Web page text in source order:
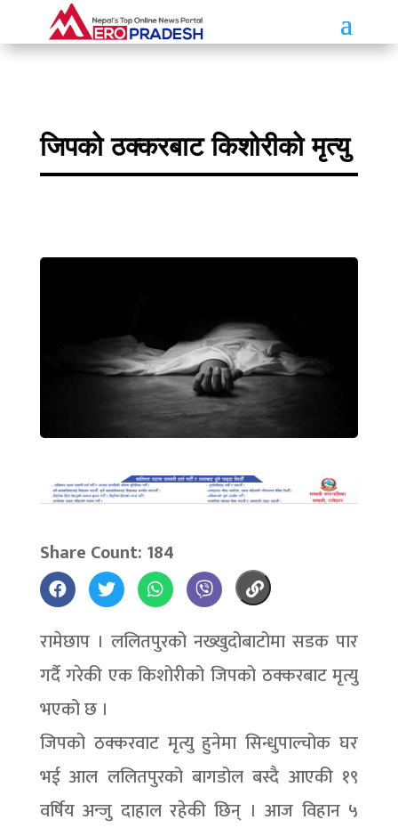
जिपको ठक्करबाट किशोरीको मृत्यु
Share Count: 184
रामेछाप । ललितपुरको नख्खुदोबाटोमा सडक पार
गर्दै गरेकी एक किशोरीको जिपको ठक्करबाट मृत्यु
भएको छ ।
जिपको ठक्करवाट मृत्यु हुनेमा सिन्धुपाल्चोक घर
भई आल ललितपुरको बागडोल बस्दै आएकी १९
वर्षिय अन्जु दाहाल रहेकी छिन् । आज विहान ५